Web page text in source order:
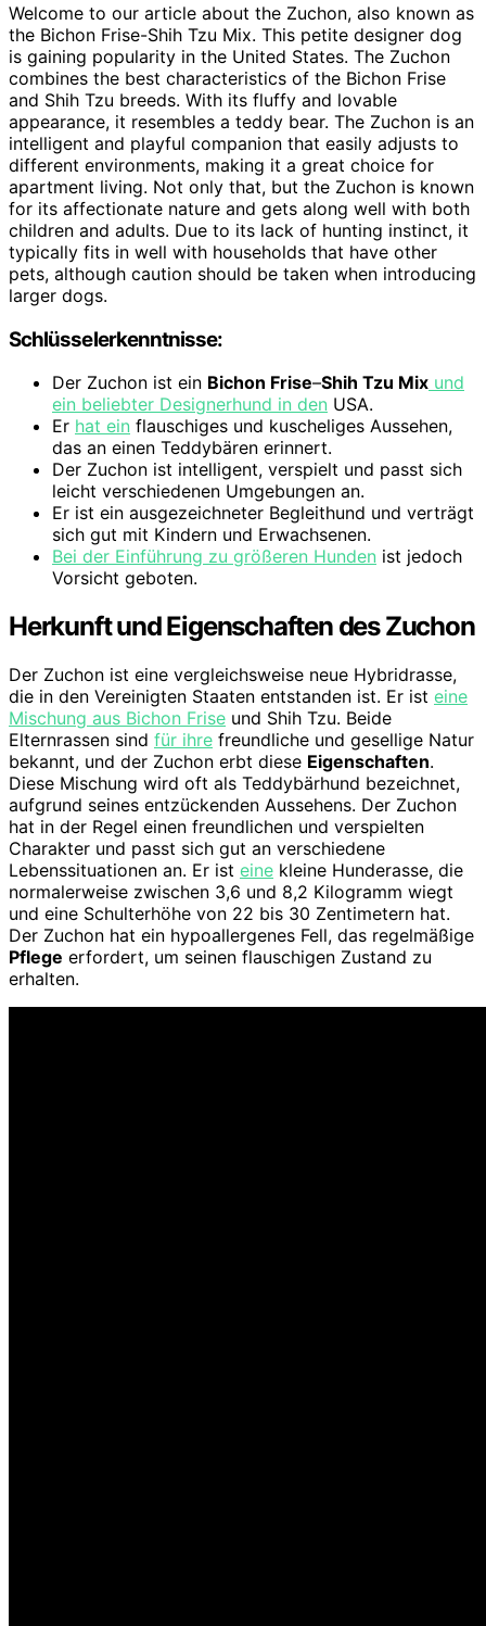
Welcome to our article about the Zuchon, also known as
the Bichon Frise-Shih Tzu Mix. This petite designer dog
is gaining popularity in the United States. The Zuchon
combines the best characteristics of the Bichon Frise
and Shih Tzu breeds. With its fluffy and lovable
appearance, it resembles a teddy bear. The Zuchon is an
intelligent and playful companion that easily adjusts to
different environments, making it a great choice for
apartment living. Not only that, but the Zuchon is known
for its affectionate nature and gets along well with both
children and adults. Due to its lack of hunting instinct, it
typically fits in well with households that have other
pets, although caution should be taken when introducing
larger dogs.
Schlüsselerkenntnisse:
Der Zuchon ist ein Bichon Frise–Shih Tzu Mix und
ein beliebter Designerhund in den USA.
Er hat ein flauschiges und kuscheliges Aussehen,
das an einen Teddybären erinnert.
Der Zuchon ist intelligent, verspielt und passt sich
leicht verschiedenen Umgebungen an.
Er ist ein ausgezeichneter Begleithund und verträgt
sich gut mit Kindern und Erwachsenen.
Bei der Einführung zu größeren Hunden ist jedoch
Vorsicht geboten.
Herkunft und Eigenschaften des Zuchon
Der Zuchon ist eine vergleichsweise neue Hybridrasse,
die in den Vereinigten Staaten entstanden ist. Er ist eine
Mischung aus Bichon Frise und Shih Tzu. Beide
Elternrassen sind für ihre freundliche und gesellige Natur
bekannt, und der Zuchon erbt diese Eigenschaften.
Diese Mischung wird oft als Teddybärhund bezeichnet,
aufgrund seines entzückenden Aussehens. Der Zuchon
hat in der Regel einen freundlichen und verspielten
Charakter und passt sich gut an verschiedene
Lebenssituationen an. Er ist eine kleine Hunderasse, die
normalerweise zwischen 3,6 und 8,2 Kilogramm wiegt
und eine Schulterhöhe von 22 bis 30 Zentimetern hat.
Der Zuchon hat ein hypoallergenes Fell, das regelmäßige
Pflege erfordert, um seinen flauschigen Zustand zu
erhalten.